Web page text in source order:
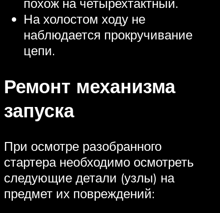
На холостом ходу не
наблюдается прокручивание
цепи.
Ремонт механизма
запуска
При осмотре разобранного
стартера необходимо осмотреть
следующие детали (узлы) на
предмет их повреждений: